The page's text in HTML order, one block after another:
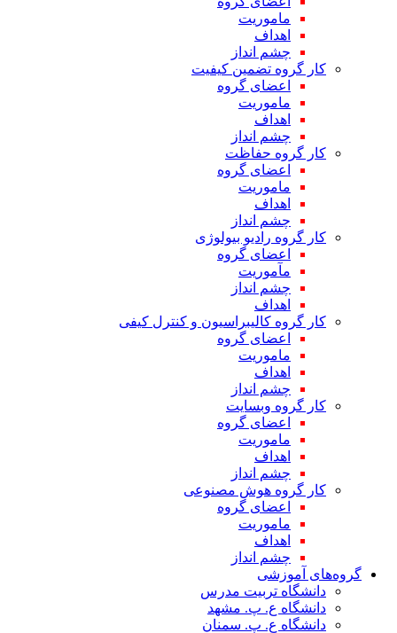
ماموریت
اهداف
چشم انداز
کار گروه تضمین کیفیت
اعضای گروه
ماموریت
اهداف
چشم انداز
کار گروه حفاظت
اعضای گروه
ماموریت
اهداف
چشم انداز
کار گروه رادیو بیولوژی
اعضای گروه
مآموریت
چشم انداز
اهداف
کار گروه کالیبراسیون و کنترل کیفی
اعضای گروه
ماموریت
اهداف
چشم انداز
کار گروه وبسایت
اعضای گروه
ماموریت
اهداف
چشم انداز
کار گروه هوش مصنوعی
اعضای گروه
ماموریت
اهداف
چشم انداز
گروه‌های آموزشی
دانشگاه تربیت مدرس
دانشگاه ع. پ. مشهد
دانشگاه ع. پ. سمنان